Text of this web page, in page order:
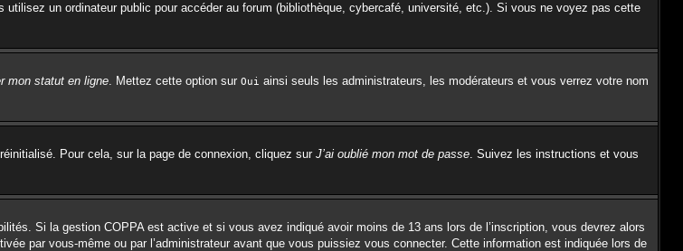
un ordinateur public pour accéder au forum (bibliothèque, cybercafé, université, etc.). Si vous ne voyez pas cette
mon statut en ligne. Mettez cette option sur Oui ainsi seuls les administrateurs, les modérateurs et vous verrez votre nom
Pour cela, sur la page de connexion, cliquez sur J’ai oublié mon mot de passe. Suivez les instructions et vous
Si la gestion COPPA est active et si vous avez indiqué avoir moins de 13 ans lors de l’inscription, vous devrez alors
par vous-même ou par l’administrateur avant que vous puissiez vous connecter. Cette information est indiquée lors de